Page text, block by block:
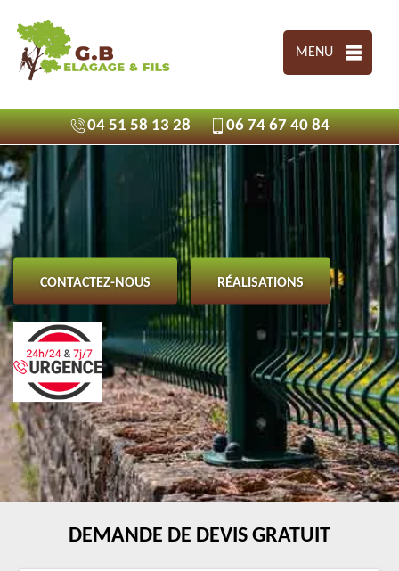
MENU
04 51 58 13 28 06 74 67 40 84
CONTACTEZ-NOUS RÉALISATIONS
DEMANDE DE DEVIS GRATUIT